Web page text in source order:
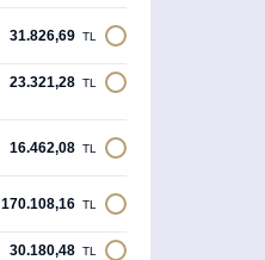
31.826,69 TL
23.321,28 TL
16.462,08 TL
170.108,16 TL
30.180,48 TL